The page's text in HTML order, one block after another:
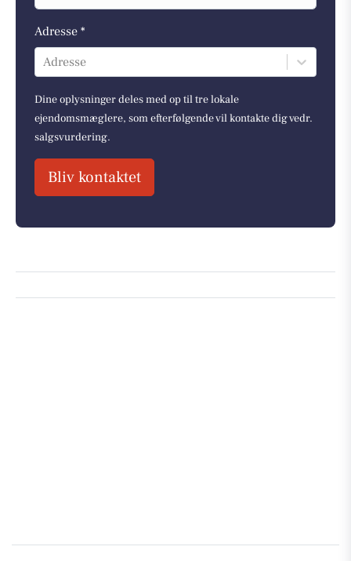
Adresse *
Adresse
Dine oplysninger deles med op til tre lokale
ejendomsmæglere, som efterfølgende vil kontakte dig vedr.
salgsvurdering.
Bliv kontaktet